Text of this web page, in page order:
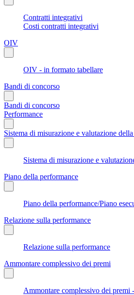
Contratti integrativi
Costi contratti integrativi
OIV
OIV - in formato tabellare
Bandi di concorso
Bandi di concorso
Performance
Sistema di misurazione e valutazione
Sistema di misurazione e
Piano della performance
Piano della performance/Piano
Relazione sulla performance
Relazione sulla performance
Ammontare complessivo dei premi
Ammontare complessivo dei premi